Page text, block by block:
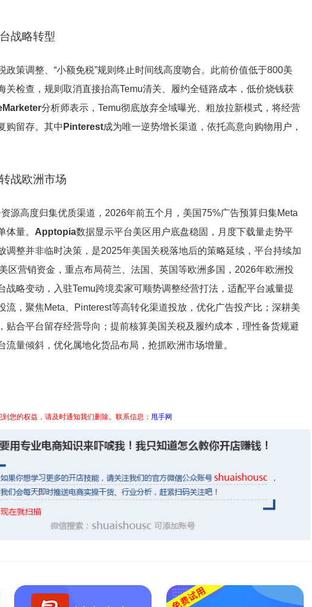
战略转型
策调整、“小额免税”规则终止时间线高度吻合。此前价值低于800美
关检查，规则取消直接抬高Temu清关、履约全链路成本，低价烧钱获
分析师表示，Temu彻底放弃全域曝光、粗放拉新模式，将经营
购留存。其中 Pinterest成为唯一逆势增长渠道，依托高意向购物用户，
战欧洲市场
源高度归集优质渠道，2026年前五个月，美国75%广告预算归集Meta
体量。 Apptopia数据显示平台美区用户底盘稳固，月度下载量走势平
调整并非临时决策，是2025年美国关税落地后的策略延续，平台持续加
区营销资金，重点布局荷兰、法国、英国等欧洲多国，2026年欧洲投
战略变动，入驻Temu跨境卖家可顺势调整经营打法，适配平台减量提
流，聚焦Meta、Pinterest等高转化渠道投放，优化广告投产比；深耕美
贴合平台留存经营导向；提前核算美国关税及履约成本，理性备货规避
流量倾斜，优化属地化货品布局，抢抓欧洲市场增量。
您的权益，请及时通知我们删除。联系信息： 甩手网